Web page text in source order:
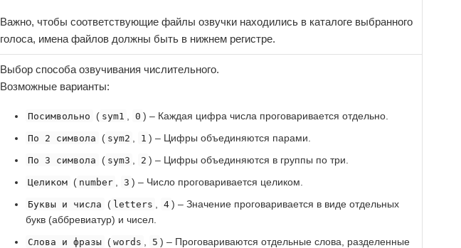
Важно, чтобы соответствующие файлы озвучки находились в каталоге выбранного
голоса, имена файлов должны быть в нижнем регистре.
Выбор способа озвучивания числительного.
Возможные варианты:
Посимвольно ( sym1 0 ) – Каждая цифра числа проговаривается отдельно.
По 2 символа ( sym2 1 ) – Цифры объединяются парами.
По 3 символа ( sym3 2 ) – Цифры объединяются в группы по три.
Целиком ( number 3 ) – Число проговаривается целиком.
Буквы и числа ( letters 4 ) – Значение проговаривается в виде отдельных
букв (аббревиатур) и чисел.
Слова и фразы ( words 5 ) – Проговариваются отдельные слова, разделенные